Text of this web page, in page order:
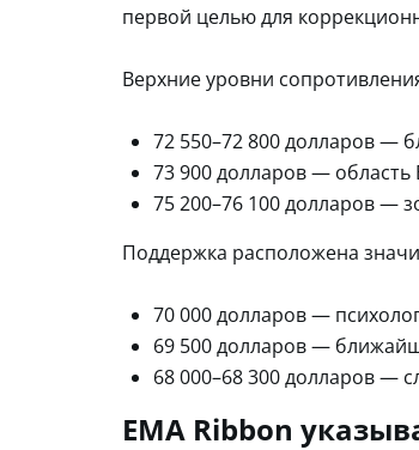
первой целью для
Верхние уровни
72 550–72 800 долларов —
73 900 долларов — область
75 200–76 100 долларов —
Поддержка расположена
70 000 долларов —
69 500 долларов —
68 000–68 300 долларов —
EMA Ribbon